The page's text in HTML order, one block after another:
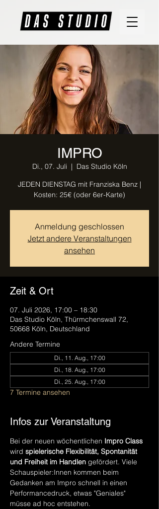
IMPRO
Di., 07. Juli
  |
Das Studio Köln
JEDEN DIENSTAG mit Franziska Benz |
Kosten: 25€ (oder 6er-Karte)
Anmeldung geschlossen
Jetzt andere Veranstaltungen
ansehen
Zeit & Ort
07. Juli 2026, 17:00 – 18:30
Das Studio Köln, Thürmchenswall 72,
50668 Köln, Deutschland
Andere Termine
Di., 11. Aug., 17:00
Di., 18. Aug., 17:00
Di., 25. Aug., 17:00
7 Termine ansehen
Infos zur Veranstaltung
Bei der neuen wöchentlichen Impro Class
wird spielerische Flexibilität, Spontanität
und Freiheit im Handlen gefördert. Viele
Schauspieler:Innen kommen beim
Gedanken am Impro schnell in einen
Performancedruck, etwas "Geniales"
müsse ad hoc entstehen.